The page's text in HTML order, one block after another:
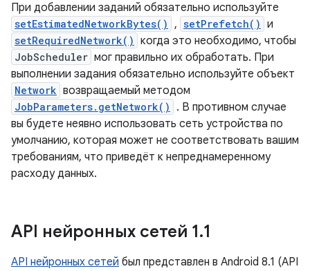
При добавлении заданий обязательно используйте
setEstimatedNetworkBytes() , setPrefetch() и
setRequiredNetwork() когда это необходимо, чтобы
JobScheduler мог правильно их обработать. При
выполнении задания обязательно используйте объект
Network возвращаемый методом
JobParameters.getNetwork()
. В противном случае
вы будете неявно использовать сеть устройства по
умолчанию, которая может не соответствовать вашим
требованиям, что приведёт к непреднамеренному
расходу данных.
API нейронных сетей 1.1
API нейронных сетей был представлен в Android 8.1 (API